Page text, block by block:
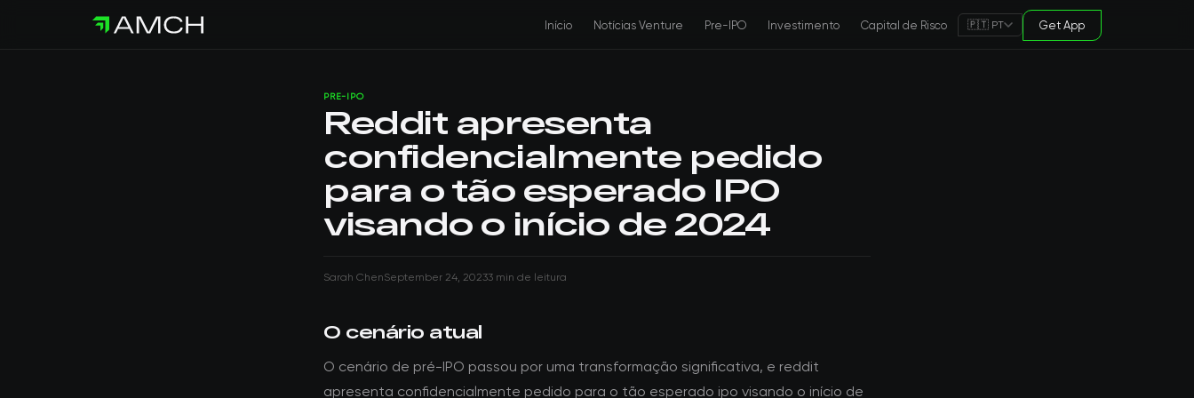
Início Notícias Venture Pre-IPO Investimento Capital de Risco 🇵🇹 PT Get App
PRE-IPO
Reddit apresenta
confidencialmente pedido
para o tão esperado IPO
visando o início de 2024
Sarah ChenSeptember 24, 20233 min de leitura
O cenário atual
O cenário de pré-IPO passou por uma transformação significativa, e reddit
apresenta confidencialmente pedido para o tão esperado ipo visando o início de